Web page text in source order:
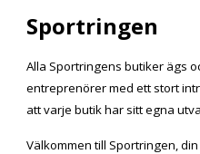
Sportringen
Alla Sportringens butiker ägs
entreprenörer med ett stort
att varje butik har sitt egna
Välkommen till Sportringen,